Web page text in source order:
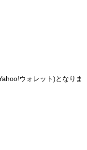
ウォレット)となりま